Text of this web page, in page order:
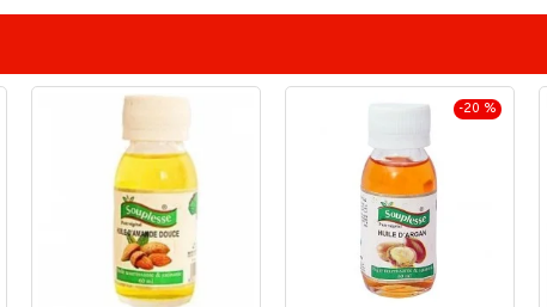
-20 %